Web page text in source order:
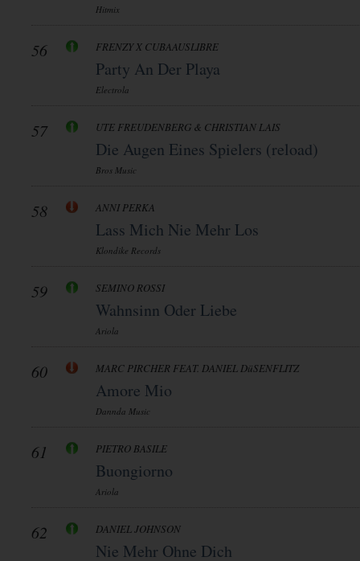
Hitmix
56 FRENZY X CUBAAUSLIBRE
Party An Der Playa
Electrola
57 UTE FREUDENBERG & CHRISTIAN LAIS
Die Augen Eines Spielers (reload)
Bros Music
58 ANNI PERKA
Lass Mich Nie Mehr Los
Klondike Records
59 SEMINO ROSSI
Wahnsinn Oder Liebe
Ariola
60 MARC PIRCHER FEAT. DANIEL DüSENFLITZ
Amore Mio
Dannda Music
61 PIETRO BASILE
Buongiorno
Ariola
62 DANIEL JOHNSON
Nie Mehr Ohne Dich